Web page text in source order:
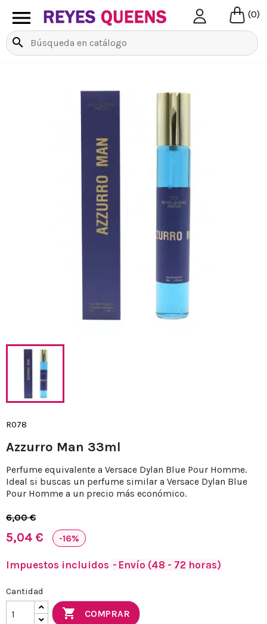
 (0)
search
R078
Azzurro Man 33ml
Perfume equivalente a Versace Dylan Blue Pour Homme.
Ideal si buscas un perfume similar a Versace Dylan Blue
Pour Homme a un precio más económico.
6,00 €
5,04 € -16%
Impuestos incluidos Envío (48 - 72 horas)
Cantidad
 COMPRAR